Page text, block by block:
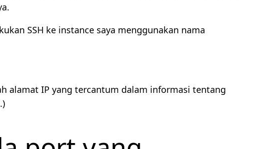
SSH ke instance saya menggunakan nama
alamat IP yang tercantum dalam informasi tentang